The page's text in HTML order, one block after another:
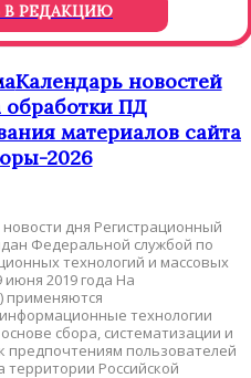
В РЕДАКЦИЮ
Календарь новостей
обработки ПД
материалов сайта
2026
дня Регистрационный
Федеральной службой по
технологий и массовых
2019 года На
применяются
технологии
сбора, систематизации и
предпочтениям пользователей
территории Российской